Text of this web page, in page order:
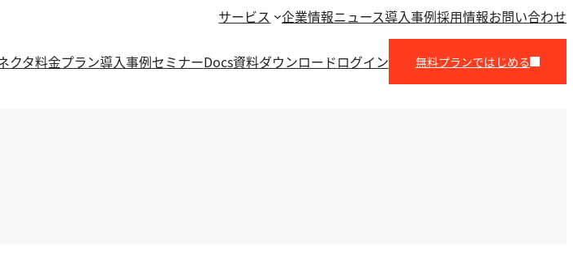
サービス 企業情報ニュース導入事例採用情報お問い合わせ
クタ料金プラン導入事例セミナーDocs資料ダウンロードログイン 無料プランではじめる